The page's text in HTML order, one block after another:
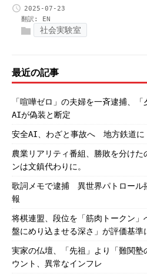
2025-07-23
翻訳: EN
社会実験室
最近の記事
「喧嘩ゼロ」の夫婦を一斉逮捕、
AIが偽装と断定
安全AI、わざと事故へ 地方鉄道に
農業リアリティ番組、勝敗を分け
ンは文鎮代わりに。
歌詞メモで逮捕 異世界パトロール
報
将棋連盟、段位を「筋肉トークン
盤にめり込ませる深さ」が評価基準
実家の仏壇、「先祖」より「難関
ウント、異常なインフレ